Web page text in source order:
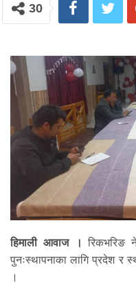
30
हिमाली आवाज । रिकभरिङ
पुनःस्थापनाका लागि प्रदेश र
।